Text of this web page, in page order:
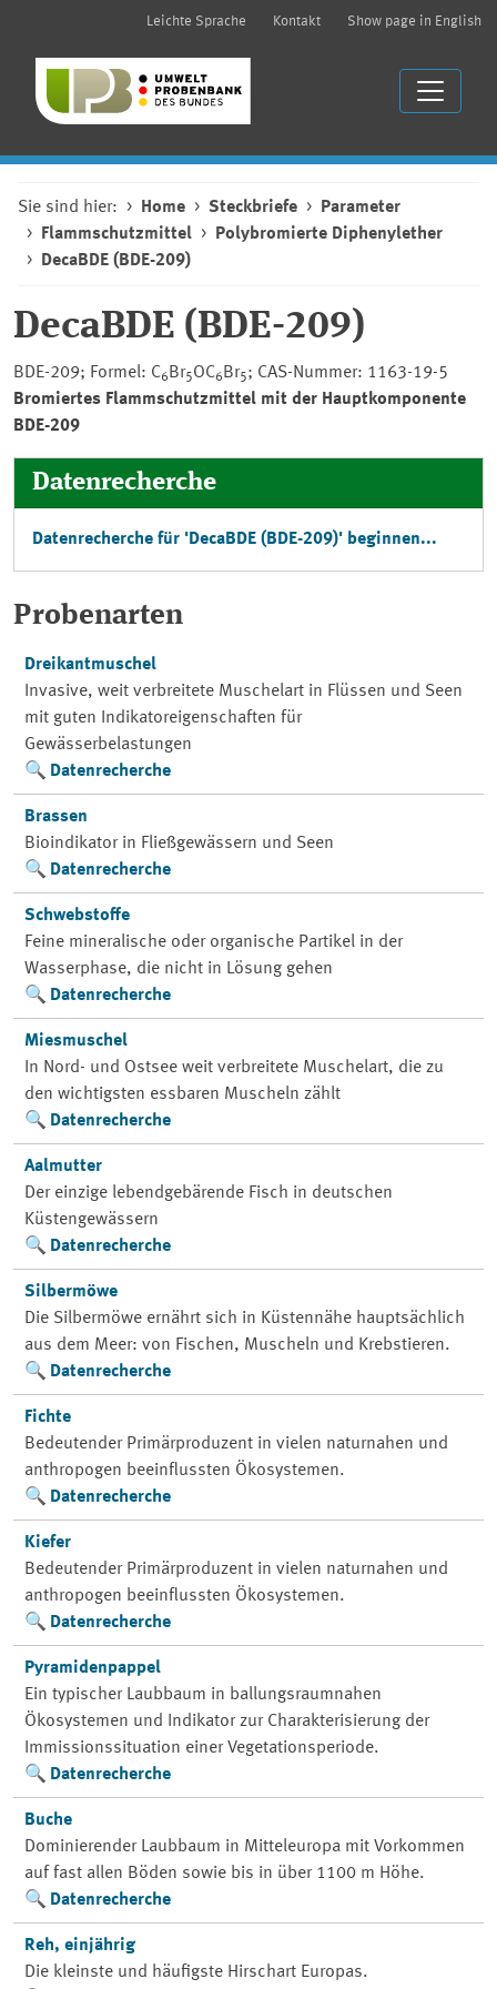
Leichte Sprache Kontakt Show page in English
Sie sind hier: Home Steckbriefe
Parameter
Flammschutzmittel
Polybromierte Diphenylether
DecaBDE (BDE-209)
DecaBDE (BDE-209)
BDE-209; Formel: C6Br5OC6Br5; CAS-Nummer: 1163-19-5
Bromiertes Flammschutzmittel mit der Hauptkomponente
BDE-209
Datenrecherche
Datenrecherche für 'DecaBDE (BDE-209)' beginnen...
Probenarten
Dreikantmuschel
Invasive, weit verbreitete Muschelart in Flüssen und Seen
mit guten Indikatoreigenschaften für
Gewässerbelastungen
Datenrecherche
Brassen
Bioindikator in Fließgewässern und Seen
Datenrecherche
Schwebstoffe
Feine mineralische oder organische Partikel in der
Wasserphase, die nicht in Lösung gehen
Datenrecherche
Miesmuschel
In Nord- und Ostsee weit verbreitete Muschelart, die zu
den wichtigsten essbaren Muscheln zählt
Datenrecherche
Aalmutter
Der einzige lebendgebärende Fisch in deutschen
Küstengewässern
Datenrecherche
Silbermöwe
Die Silbermöwe ernährt sich in Küstennähe hauptsächlich
aus dem Meer: von Fischen, Muscheln und Krebstieren.
Datenrecherche
Fichte
Bedeutender Primärproduzent in vielen naturnahen und
anthropogen beeinflussten Ökosystemen.
Datenrecherche
Kiefer
Bedeutender Primärproduzent in vielen naturnahen und
anthropogen beeinflussten Ökosystemen.
Datenrecherche
Pyramidenpappel
Ein typischer Laubbaum in ballungsraumnahen
Ökosystemen und Indikator zur Charakterisierung der
Immissionssituation einer Vegetationsperiode.
Datenrecherche
Buche
Dominierender Laubbaum in Mitteleuropa mit Vorkommen
auf fast allen Böden sowie bis in über 1100 m Höhe.
Datenrecherche
Reh, einjährig
Die kleinste und häufigste Hirschart Europas.